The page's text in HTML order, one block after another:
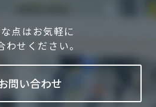
点はお気軽に
わせください。
問い合わせ